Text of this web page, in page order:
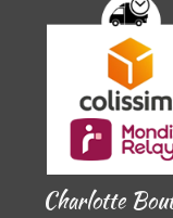
Charlotte